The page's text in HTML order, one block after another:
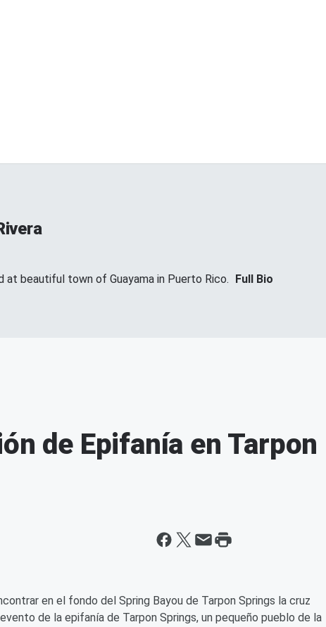
at beautiful town of Guayama in Puerto Rico. Full Bio
de Epifanía en Tarpon
en el fondo del Spring Bayou de Tarpon Springs la cruz
de la epifanía de Tarpon Springs, un pequeño pueblo de la